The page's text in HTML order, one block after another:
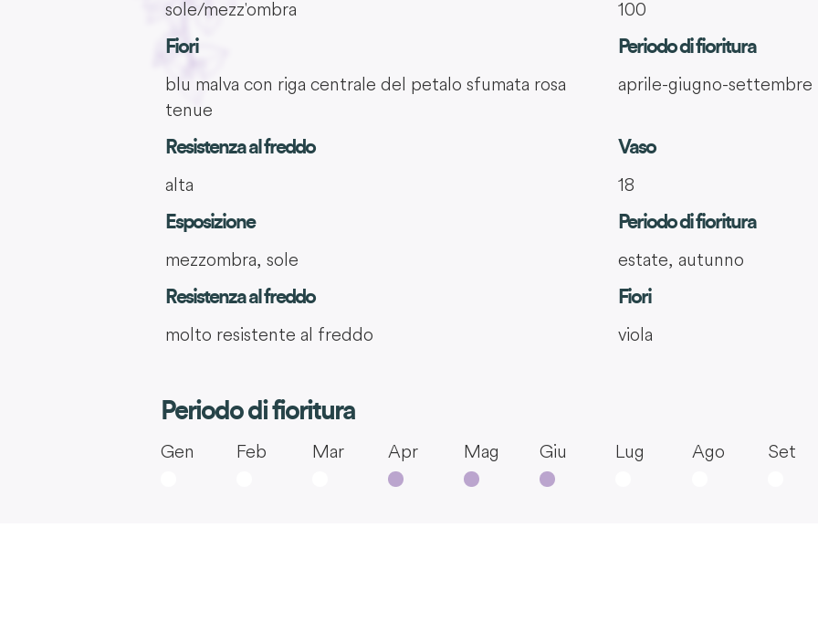
sole/mezz'ombra 100
Fiori
blu malva con riga centrale del petalo sfumata rosa
tenue
Periodo di fioritura
aprile-giugno-settembre
Resistenza al freddo
alta
Vaso
18
Esposizione
mezzombra, sole
Periodo di fioritura
estate, autunno
Resistenza al freddo
molto resistente al freddo
Fiori
viola
Periodo di fioritura
Gen Feb Mar Apr Mag Giu Lug Ago Set